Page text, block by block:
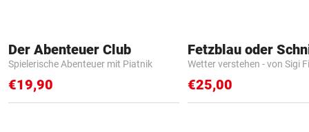
Der Abenteuer Club
Spielerische Abenteuer mit Piatnik
€19,90
Fetzblau oder
Wetter verstehen - von Sigi
€25,00